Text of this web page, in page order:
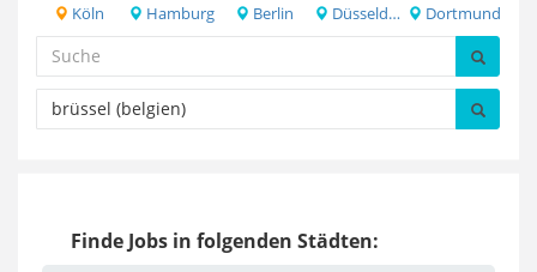
Köln Hamburg Berlin Düsseldorf Dortmund
Finde Jobs in folgenden Städten: